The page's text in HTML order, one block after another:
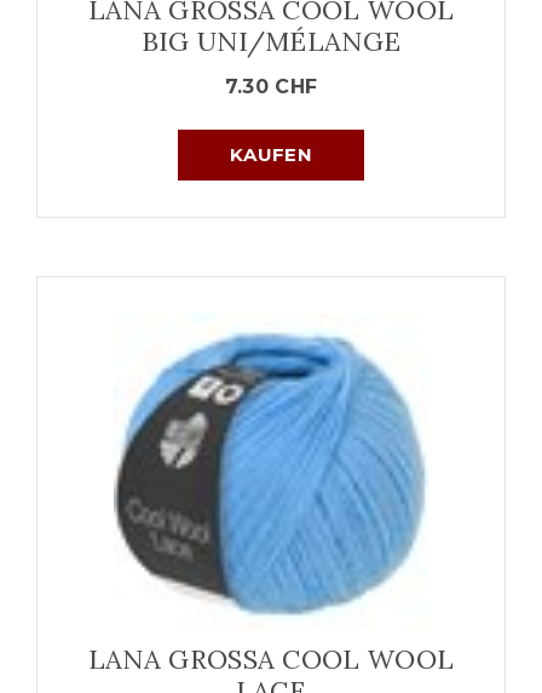
LANA GROSSA COOL WOOL
BIG UNI/MÉLANGE
7.30 CHF
KAUFEN
LANA GROSSA COOL WOOL